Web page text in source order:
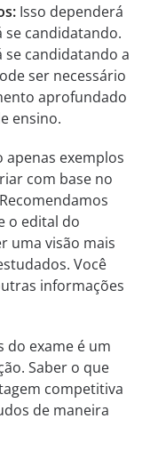
Isso dependerá
se candidatando.
se candidatando a
ser necessário
aprofundado
ensino.
apenas exemplos
com base no
o edital do
uma visão mais
Você
informações
do exame é um
Saber o que
competitiva
de maneira